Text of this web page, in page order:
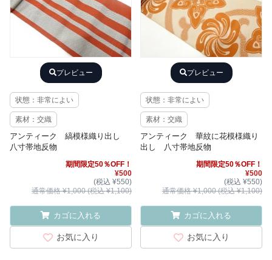
プレビュー
状態：非常によい
素材：交織
アンティーク 縞模様織り出し
八寸帯地反物
期間限定50％OFF！
¥500
(税込 ¥550)
通常価格 ¥1,000 (税込 ¥1,100)
カゴに入れる
お気に入り
プレビュー
状態：非常によい
素材：交織
アンティーク 華紋に花模様織り
出し 八寸帯地反物
期間限定50％OFF！
¥500
(税込 ¥550)
通常価格 ¥1,000 (税込 ¥1,100)
カゴに入れる
お気に入り